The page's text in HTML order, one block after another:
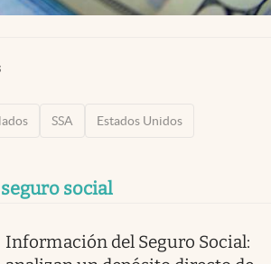
SSA Estados Unidos
seguro social
Información del Seguro Social: